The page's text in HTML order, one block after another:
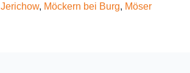
Jerichow, Möckern bei Burg, Möser